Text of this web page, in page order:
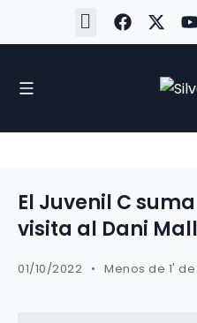
El Juvenil C
visita al Dani
01/10/2022 Menos de 1'